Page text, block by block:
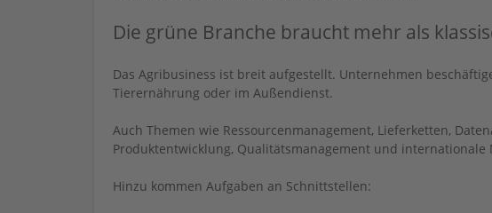
Die grüne Branche braucht mehr als
Das Agribusiness ist breit aufgestellt. Unternehmen
Tierernährung oder im Außendienst.
Auch Themen wie Ressourcenmanagement, Lieferketten,
Produktentwicklung, Qualitätsmanagement und internationale
Hinzu kommen Aufgaben an Schnittstellen: